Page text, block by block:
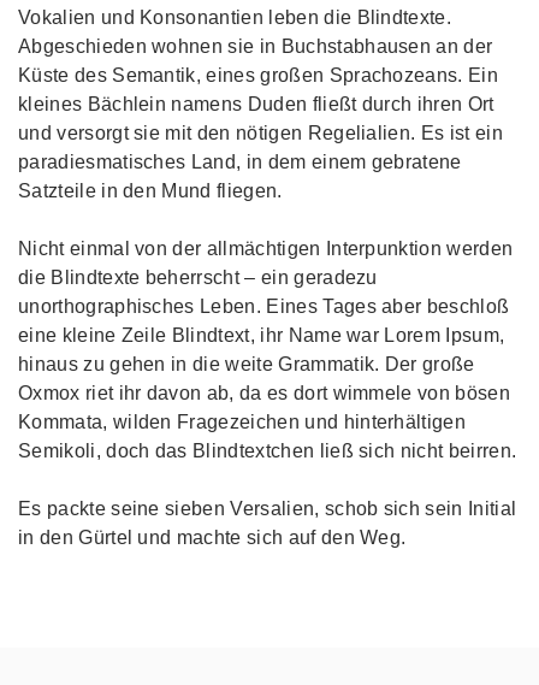
Vokalien und Konsonantien leben die Blindtexte.
Abgeschieden wohnen sie in Buchstabhausen an der
Küste des Semantik, eines großen Sprachozeans. Ein
kleines Bächlein namens Duden fließt durch ihren Ort
und versorgt sie mit den nötigen Regelialien. Es ist ein
paradiesmatisches Land, in dem einem gebratene
Satzteile in den Mund fliegen.
Nicht einmal von der allmächtigen Interpunktion werden
die Blindtexte beherrscht – ein geradezu
unorthographisches Leben. Eines Tages aber beschloß
eine kleine Zeile Blindtext, ihr Name war Lorem Ipsum,
hinaus zu gehen in die weite Grammatik. Der große
Oxmox riet ihr davon ab, da es dort wimmele von bösen
Kommata, wilden Fragezeichen und hinterhältigen
Semikoli, doch das Blindtextchen ließ sich nicht beirren.
Es packte seine sieben Versalien, schob sich sein Initial
in den Gürtel und machte sich auf den Weg.